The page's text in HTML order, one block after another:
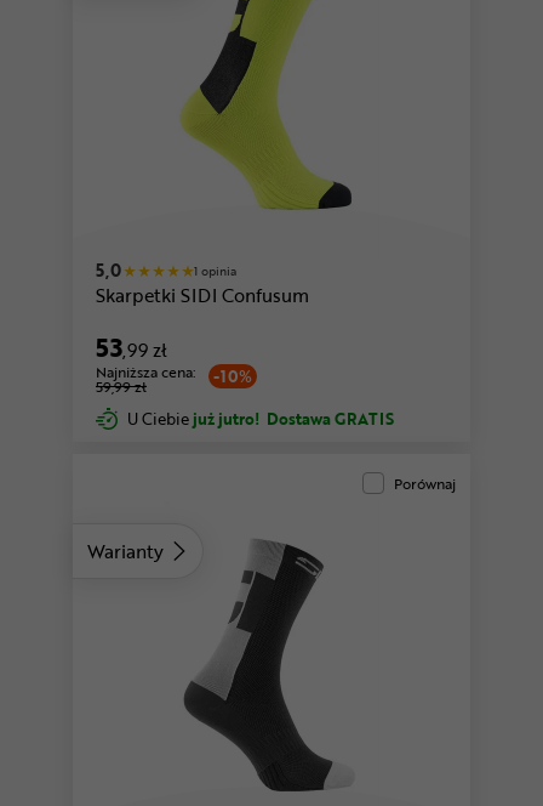
5,0 1 opinia
Skarpetki SIDI Confusum
53,99 zł
-10%
Najniższa cena:
59,99 zł
U Ciebie już jutro! Dostawa GRATIS
Warianty
Porównaj